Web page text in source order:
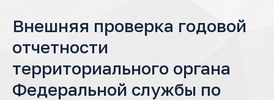
Внешняя проверка годовой
отчетности
территориального органа
Федеральной службы по